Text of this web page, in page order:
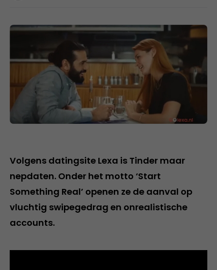
Volgens datingsite Lexa is Tinder maar
nepdaten. Onder het motto ‘Start
Something Real’ openen ze de aanval op
vluchtig swipegedrag en onrealistische
accounts.